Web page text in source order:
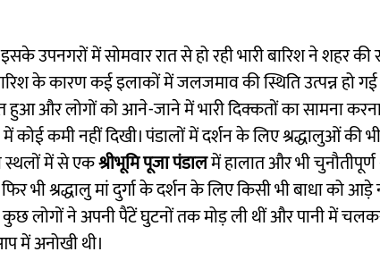
उपनगरों में सोमवार रात से हो रही भारी बारिश ने शहर की
के कारण कई इलाकों में जलजमाव की स्थिति उत्पन्न हो
हुआ और लोगों को आने-जाने में भारी दिक्कतों का सामना
में कोई कमी नहीं दिखी। पंडालों में दर्शन के लिए श्रद्धालुओं की
स्थलों में से एकश्रीभूमि पूजा पंडालमें हालात और भी चुनौतीपूर्ण
भी श्रद्धालु मां दुर्गा के दर्शन के लिए किसी भी बाधा को
लोगों ने अपनी पैंटें घुटनों तक मोड़ ली थीं और पानी में
में अनोखी थी।